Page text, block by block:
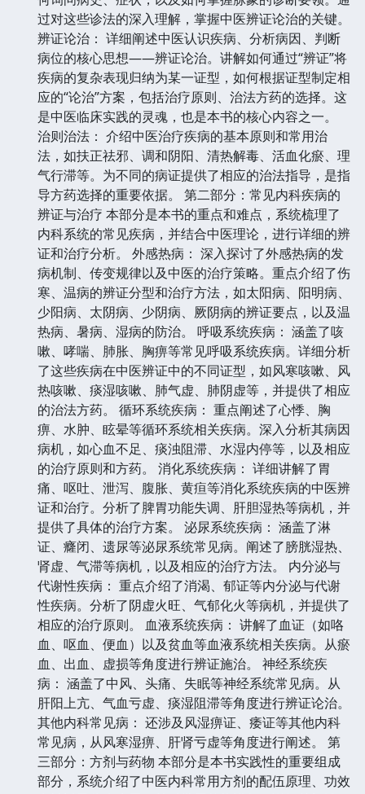
过对这些诊法的深入理解，掌握中医辨证论治的关键。
辨证论治： 详细阐述中医认识疾病、分析病因、判断
病位的核心思想——辨证论治。讲解如何通过“辨证”将
疾病的复杂表现归纳为某一证型，如何根据证型制定相
应的“论治”方案，包括治疗原则、治法方药的选择。这
是中医临床实践的灵魂，也是本书的核心内容之一。
治则治法： 介绍中医治疗疾病的基本原则和常用治
法，如扶正祛邪、调和阴阳、清热解毒、活血化瘀、理
气行滞等。为不同的病证提供了相应的治法指导，是指
导方药选择的重要依据。 第二部分：常见内科疾病的
辨证与治疗 本部分是本书的重点和难点，系统梳理了
内科系统的常见疾病，并结合中医理论，进行详细的辨
证和治疗分析。 外感热病： 深入探讨了外感热病的发
病机制、传变规律以及中医的治疗策略。重点介绍了伤
寒、温病的辨证分型和治疗方法，如太阳病、阳明病、
少阳病、太阴病、少阴病、厥阴病的辨证要点，以及温
热病、暑病、湿病的防治。 呼吸系统疾病： 涵盖了咳
嗽、哮喘、肺胀、胸痹等常见呼吸系统疾病。详细分析
了这些疾病在中医辨证中的不同证型，如风寒咳嗽、风
热咳嗽、痰湿咳嗽、肺气虚、肺阴虚等，并提供了相应
的治法方药。 循环系统疾病： 重点阐述了心悸、胸
痹、水肿、眩晕等循环系统相关疾病。深入分析其病因
病机，如心血不足、痰浊阻滞、水湿内停等，以及相应
的治疗原则和方药。 消化系统疾病： 详细讲解了胃
痛、呕吐、泄泻、腹胀、黄疸等消化系统疾病的中医辨
证和治疗。分析了脾胃功能失调、肝胆湿热等病机，并
提供了具体的治疗方案。 泌尿系统疾病： 涵盖了淋
证、癃闭、遗尿等泌尿系统常见病。阐述了膀胱湿热、
肾虚、气滞等病机，以及相应的治疗方法。 内分泌与
代谢性疾病： 重点介绍了消渴、郁证等内分泌与代谢
性疾病。分析了阴虚火旺、气郁化火等病机，并提供了
相应的治疗原则。 血液系统疾病： 讲解了血证（如咯
血、呕血、便血）以及贫血等血液系统相关疾病。从瘀
血、出血、虚损等角度进行辨证施治。 神经系统疾
病： 涵盖了中风、头痛、失眠等神经系统常见病。从
肝阳上亢、气血亏虚、痰湿阻滞等角度进行辨证论治。
其他内科常见病： 还涉及风湿痹证、痿证等其他内科
常见病，从风寒湿痹、肝肾亏虚等角度进行阐述。 第
三部分：方剂与药物 本部分是本书实践性的重要组成
部分，系统介绍了中医内科常用方剂的配伍原理、功效